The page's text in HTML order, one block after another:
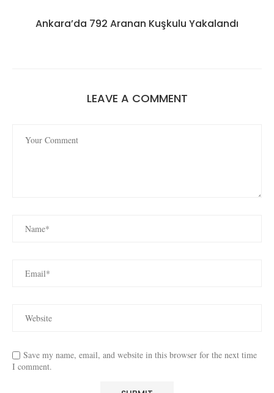
Ankara’da 792 Aranan Kuşkulu Yakalandı
LEAVE A COMMENT
Save my name, email, and website in this browser for the next time
I comment.